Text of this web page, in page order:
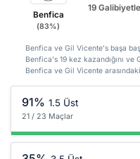
Benfica
(83%)
19
Benfica ve Gil Vicente's başa baş
Benfica's 19 kez kazandığını ve
Benfica ve Gil Vicente
91% 1.5 Üst
21 / 23 Maçlar